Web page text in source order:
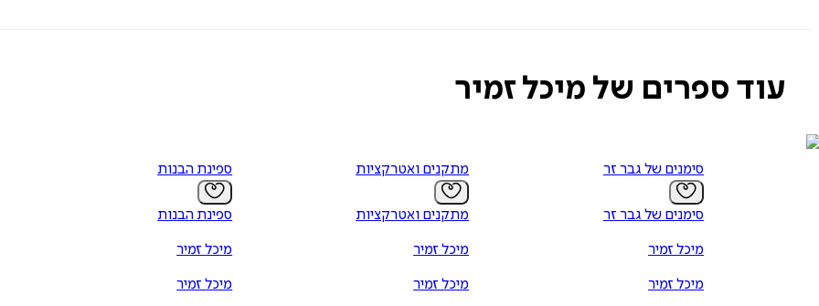
עוד ספרים של מיכל זמיר
סימנים של גבר זר
סימנים של גבר זר
מיכל זמיר
מיכל זמיר
מתקנים ואטרקציות
מתקנים ואטרקציות
מיכל זמיר
מיכל זמיר
ספינת הבנות
ספינת הבנות
מיכל זמיר
מיכל זמיר